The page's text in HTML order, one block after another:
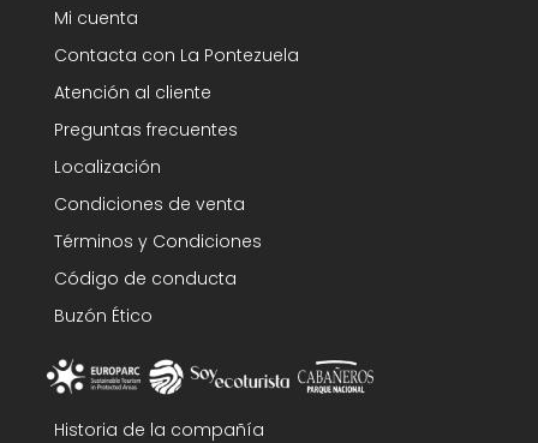
Mi cuenta
Contacta con La Pontezuela
Atención al cliente
Preguntas frecuentes
Localización
Condiciones de venta
Términos y Condiciones
Código de conducta
Buzón Ético
Historia de la compañía